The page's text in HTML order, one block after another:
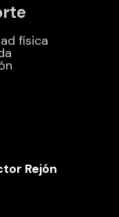
física
Rejón